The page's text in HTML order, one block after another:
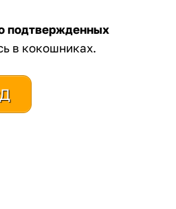
подтвержденных
в кокошниках.